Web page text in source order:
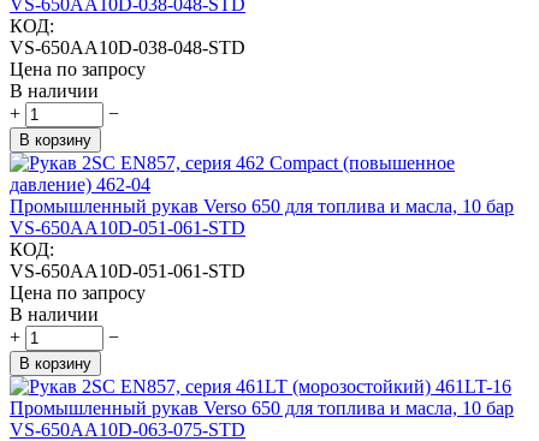
КОД:
VS-650AA10D-038-048-STD
Цена по запросу
В наличии
+
−
В корзину
Промышленный рукав Verso 650 для топлива и масла, 10 бар
VS-650AA10D-051-061-STD
КОД:
VS-650AA10D-051-061-STD
Цена по запросу
В наличии
+
−
В корзину
Промышленный рукав Verso 650 для топлива и масла, 10 бар
VS-650AA10D-063-075-STD